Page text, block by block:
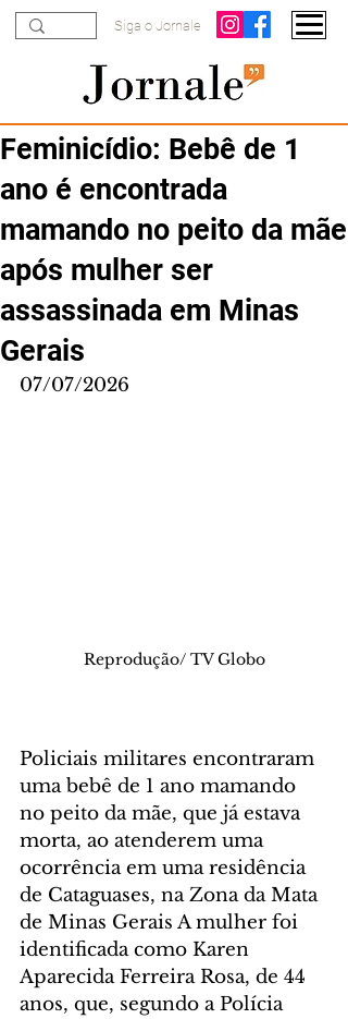
Siga o Jornale
Feminicídio: Bebê de 1
ano é encontrada
mamando no peito da mãe
após mulher ser
assassinada em Minas
Gerais
07/07/2026
Reprodução/ TV Globo
Policiais militares encontraram
uma bebê de 1 ano mamando
no peito da mãe, que já estava
morta, ao atenderem uma
ocorrência em uma residência
de Cataguases, na Zona da Mata
de Minas Gerais A mulher foi
identificada como Karen
Aparecida Ferreira Rosa, de 44
anos, que, segundo a Polícia